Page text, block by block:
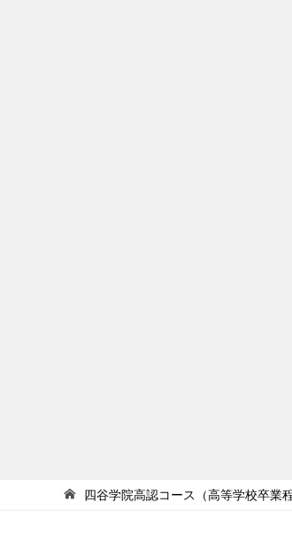
四谷学院高認コース（高等学校卒業